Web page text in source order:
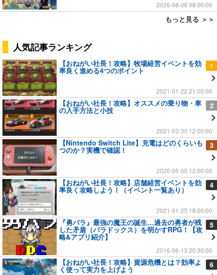
2026-08-06 08:00:00
もっと見る ＞＞
人気記事ランキング
1
【おねがい社長！攻略】牧場経営イベントを効
率良く進める4つのポイント
2021-01-22 21:00:00
2
【おねがい社長！攻略】オススメの乗り物・車
の入手方法と小技
2021-03-30 12:00:00
3
【Nintendo Switch Lite】充電はどのくらいも
つのか？実機で確認！
2020-05-05 12:00:00
4
【おねがい社長！攻略】店舗経営イベントを効
率良く攻略しよう！（イベント一覧あり）
2021-01-25 18:00:00
5
『勇パラ』最強の魔王の誕生…過去の勇者が残
した矛盾（パラドックス）を明かすRPG！【攻
略&アプリ紹介】
2016-06-13 20:30:00
6
【おねがい社長！攻略】資源危機とは？効率よ
く使って実力を上げよう